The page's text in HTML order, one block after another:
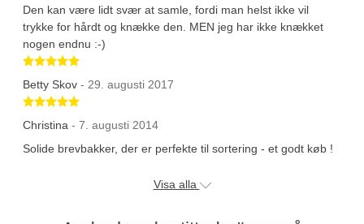
Den kan være lidt svær at samle, fordi man helst ikke vil
trykke for hårdt og knække den. MEN jeg har ikke knækket
nogen endnu :-)
Betygsatt 5 av 5 stjärnor
Betty Skov - 29. augusti 2017
Betygsatt 5 av 5 stjärnor
Christina - 7. augusti 2014
Solide brevbakker, der er perfekte til sortering - et godt køb !
Visa alla